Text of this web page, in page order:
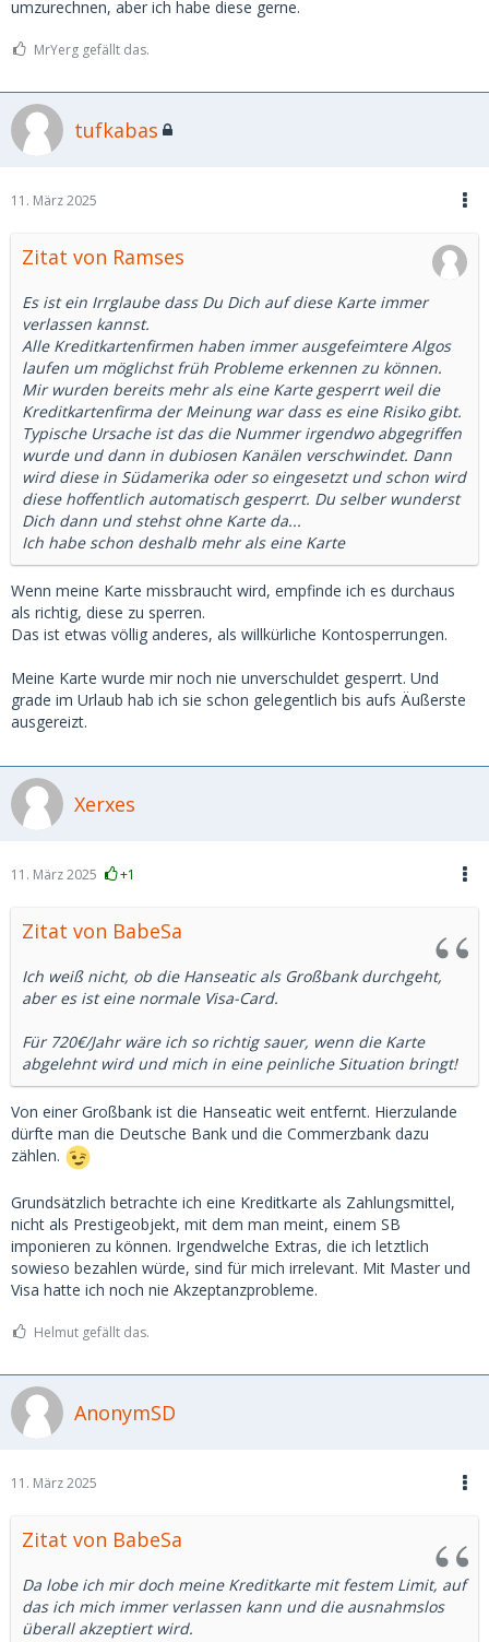
umzurechnen, aber ich habe diese gerne.
MrYerg gefällt das.
tufkabas
11. März 2025
Zitat von Ramses
Es ist ein Irrglaube dass Du Dich auf diese Karte immer
verlassen kannst.
Alle Kreditkartenfirmen haben immer ausgefeimtere Algos
laufen um möglichst früh Probleme erkennen zu können.
Mir wurden bereits mehr als eine Karte gesperrt weil die
Kreditkartenfirma der Meinung war dass es eine Risiko gibt.
Typische Ursache ist das die Nummer irgendwo abgegriffen
wurde und dann in dubiosen Kanälen verschwindet. Dann
wird diese in Südamerika oder so eingesetzt und schon wird
diese hoffentlich automatisch gesperrt. Du selber wunderst
Dich dann und stehst ohne Karte da...
Ich habe schon deshalb mehr als eine Karte
Wenn meine Karte missbraucht wird, empfinde ich es durchaus
als richtig, diese zu sperren.
Das ist etwas völlig anderes, als willkürliche Kontosperrungen.
Meine Karte wurde mir noch nie unverschuldet gesperrt. Und
grade im Urlaub hab ich sie schon gelegentlich bis aufs Äußerste
ausgereizt.
Xerxes
11. März 2025 +1
Zitat von BabeSa
Ich weiß nicht, ob die Hanseatic als Großbank durchgeht,
aber es ist eine normale Visa-Card.
Für 720€/Jahr wäre ich so richtig sauer, wenn die Karte
abgelehnt wird und mich in eine peinliche Situation bringt!
Von einer Großbank ist die Hanseatic weit entfernt. Hierzulande
dürfte man die Deutsche Bank und die Commerzbank dazu
zählen.
Grundsätzlich betrachte ich eine Kreditkarte als Zahlungsmittel,
nicht als Prestigeobjekt, mit dem man meint, einem SB
imponieren zu können. Irgendwelche Extras, die ich letztlich
sowieso bezahlen würde, sind für mich irrelevant. Mit Master und
Visa hatte ich noch nie Akzeptanzprobleme.
Helmut gefällt das.
AnonymSD
11. März 2025
Zitat von BabeSa
Da lobe ich mir doch meine Kreditkarte mit festem Limit, auf
das ich mich immer verlassen kann und die ausnahmslos
überall akzeptiert wird.